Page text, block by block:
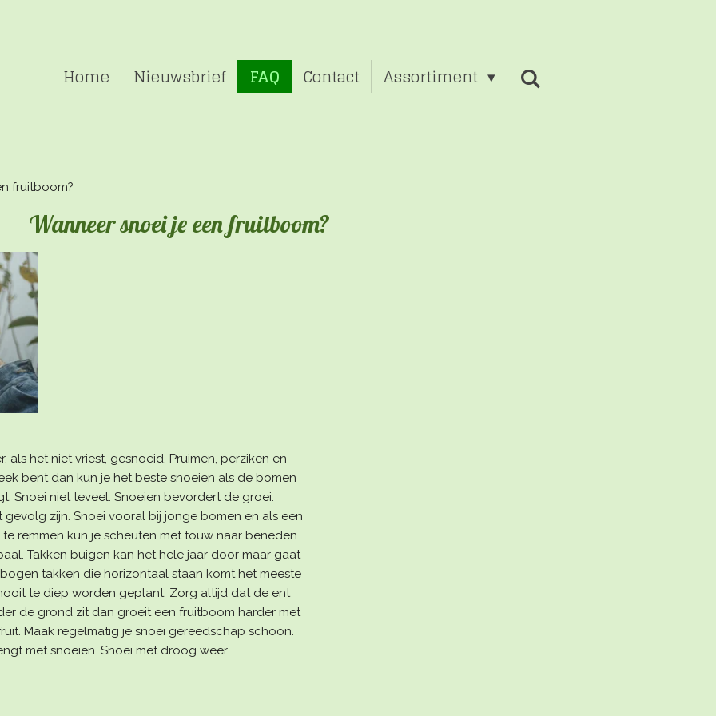
Home Nieuwsbrief FAQ Contact Assortiment
fruitboom?
Wanneer snoei je een fruitboom?
het niet vriest, gesnoeid. Pruimen, perziken en
bent dan kun je het beste snoeien als de bomen
Snoei niet teveel. Snoeien bevordert de groei.
zijn. Snoei vooral bij jonge bomen en als een
remmen kun je scheuten met touw naar beneden
Takken buigen kan het hele jaar door maar gaat
takken die horizontaal staan komt het meeste
te diep worden geplant. Zorg altijd dat de ent
de grond zit dan groeit een fruitboom harder met
Maak regelmatig je snoei gereedschap schoon.
met snoeien. Snoei met droog weer.